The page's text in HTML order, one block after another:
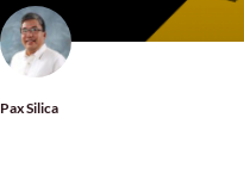
Pax Silica